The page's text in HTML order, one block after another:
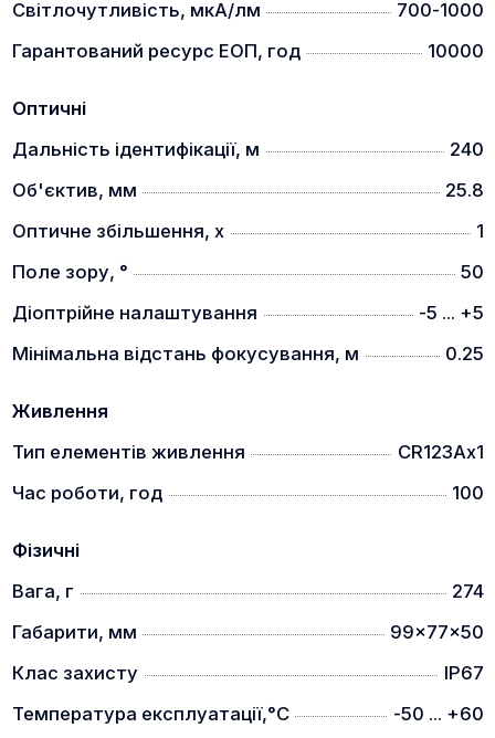
Світлочутливість, мкА/лм
700-1000
Гарантований ресурс ЕОП, год
10000
Оптичні
Дальність ідентифікації, м
240
Об'єктив, мм
25.8
Оптичне збільшення, x
1
Поле зору, °
50
Діоптрійне налаштування
-5 ... +5
Мінімальна відстань фокусування, м
0.25
Живлення
Тип елементів живлення
CR123Ax1
Час роботи, год
100
Фізичні
Вага, г
274
Габарити, мм
99x77x50
Клас захисту
IP67
Температура експлуатації,°C
-50 ... +60